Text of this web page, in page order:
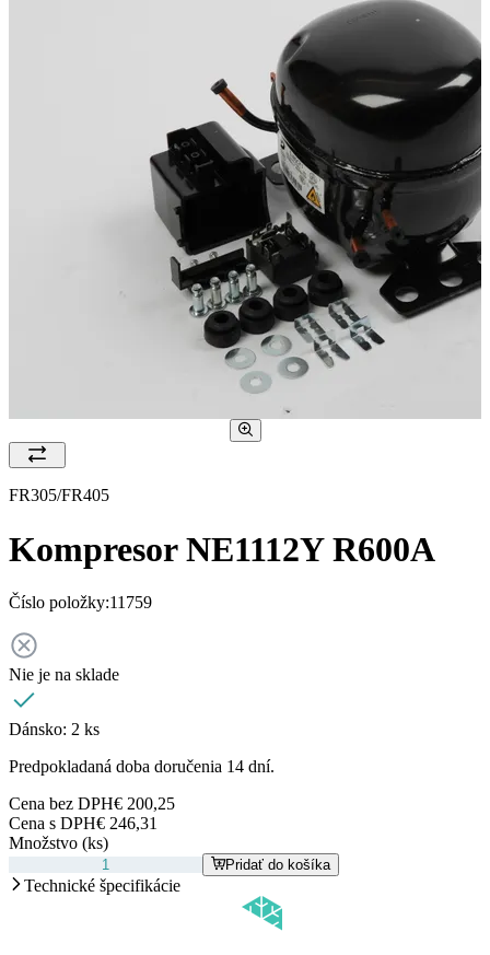
FR305/FR405
Kompresor NE1112Y R600A
Číslo položky:11759
Nie je na sklade
Dánsko: 2 ks
Predpokladaná doba doručenia 14 dní.
Cena bez DPH€ 200,25
Cena s DPH€ 246,31
Množstvo (ks)
Pridať do košíka
Technické špecifikácie